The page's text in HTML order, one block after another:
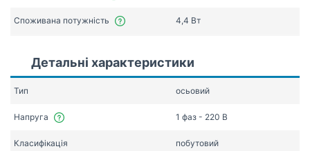
Споживана потужність 4,4 Вт
Детальні характеристики
Тип осьовий
Напруга 1 фаз - 220 В
Класифікація побутовий